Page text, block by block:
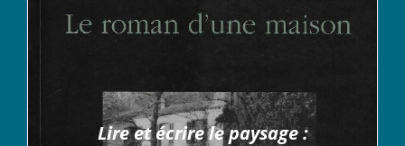
Lire et écrire le paysage :